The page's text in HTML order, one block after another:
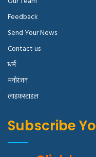
Feedback
Send Your News
Contact us
धर्म
मनोरंजन
लाइफस्टाइल
Subscribe